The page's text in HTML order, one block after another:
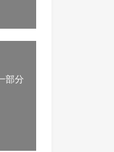
部分